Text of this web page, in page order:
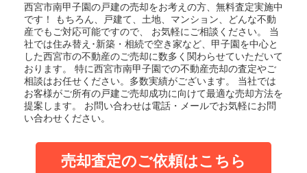
西宮市南甲子園の戸建の売却をお考えの方、無料査定実施中
です！
もちろん、戸建て、土地、マンション、どんな不動
産でもご対応可能ですので、 お気軽にご相談ください。
当
社では住み替え･新築・相続で空き家など、甲子園を中心と
した西宮市の不動産のご売却に数多く関わらせていただいて
おります。
特に西宮市南甲子園での不動産売却の査定やご
相談はお任せください。多数実績がございます。
当社では
お客様がご所有の戸建ご売却成功に向けて最適な売却方法を
提案します。
お問い合わせは電話・メールでお気軽にお問
い合わせください。
売却査定のご依頼はこちら